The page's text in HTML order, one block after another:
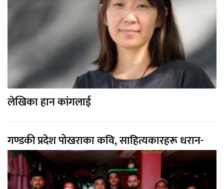
लेखिका हान कांगलाई
गण्डकी प्रदेश पोखराका कवि, साहित्यकारहरू धरान-